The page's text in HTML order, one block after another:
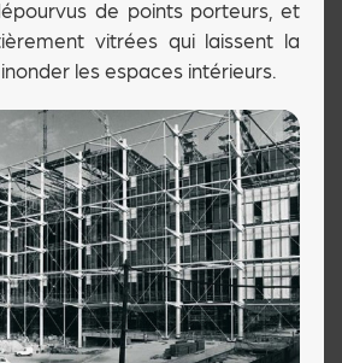
de points porteurs, et
vitrées qui laissent la
les espaces intérieurs.